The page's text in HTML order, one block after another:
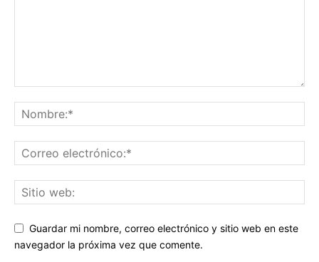
Guardar mi nombre, correo electrónico y sitio web en este
navegador la próxima vez que comente.